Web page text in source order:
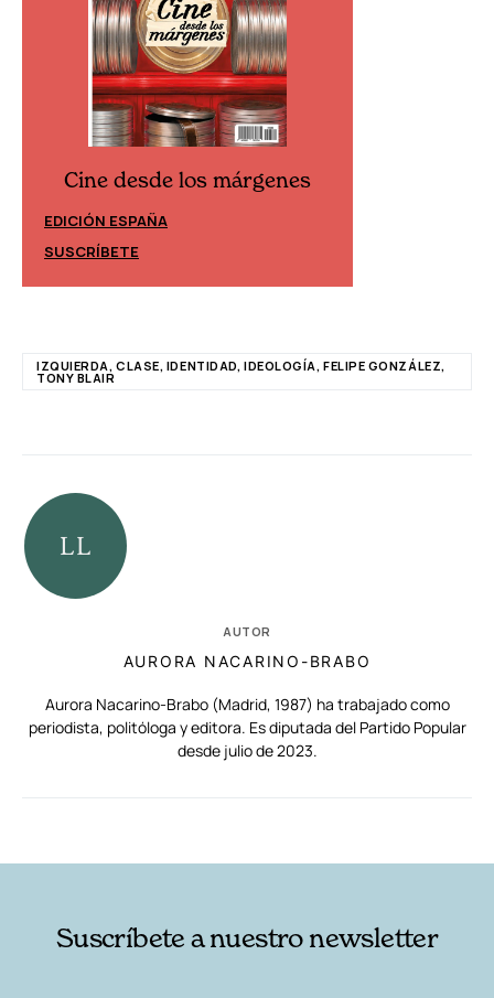
Cine desde los márgenes
EDICIÓN ESPAÑA
SUSCRÍBETE
IZQUIERDA, CLASE, IDENTIDAD, IDEOLOGÍA, FELIPE GONZÁLEZ,
TONY BLAIR
AUTOR
AURORA NACARINO-BRABO
Aurora Nacarino-Brabo (Madrid, 1987) ha trabajado como
periodista, politóloga y editora. Es diputada del Partido Popular
desde julio de 2023.
Suscríbete a nuestro newsletter